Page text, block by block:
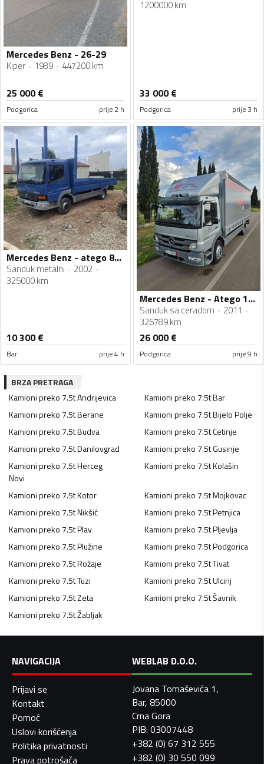
Mercedes Benz - 26-29
Kiper 1989 447200 km
25 000€
Podgorica prije 2 h
1200000 km
33 000€
Podgorica prije 3 h
Mercedes Benz - atego 815
Sanduk metalni
2002
325000 km
10 300€
Bar prije 4 h
Mercedes Benz - Atego 1229
Sanduk sa ceradom
2011
326789 km
26 000€
Podgorica prije 9 h
BRZA PRETRAGA
Kamioni preko 7.5tAndrijevica Kamioni preko 7.5tBar
Kamioni preko 7.5tBerane Kamioni preko 7.5tBijelo Polje
Kamioni preko 7.5tBudva Kamioni preko 7.5tCetinje
Kamioni preko 7.5tDanilovgrad Kamioni preko 7.5tGusinje
Kamioni preko 7.5tHerceg
Novi
Kamioni preko 7.5tKolašin
Kamioni preko 7.5tKotor Kamioni preko 7.5tMojkovac
Kamioni preko 7.5tNikšić Kamioni preko 7.5tPetnjica
Kamioni preko 7.5tPlav Kamioni preko 7.5tPljevlja
Kamioni preko 7.5tPlužine Kamioni preko 7.5tPodgorica
Kamioni preko 7.5tRožaje Kamioni preko 7.5tTivat
Kamioni preko 7.5tTuzi Kamioni preko 7.5tUlcinj
Kamioni preko 7.5tZeta Kamioni preko 7.5tŠavnik
Kamioni preko 7.5tŽabljak
NAVIGACIJA
Prijavi se
Kontakt
Pomoć
Uslovi korišćenja
Politika privatnosti
Prava potrošača
WEBLAB D.O.O.
Jovana Tomaševića 1,
Bar, 85000
Crna Gora
PIB: 03007448
+382 (0) 67 312 555
+382 (0) 30 550 099